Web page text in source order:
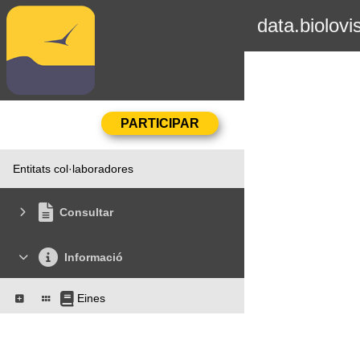
Entitats col·laboradores
Consultar
Informació
Eines